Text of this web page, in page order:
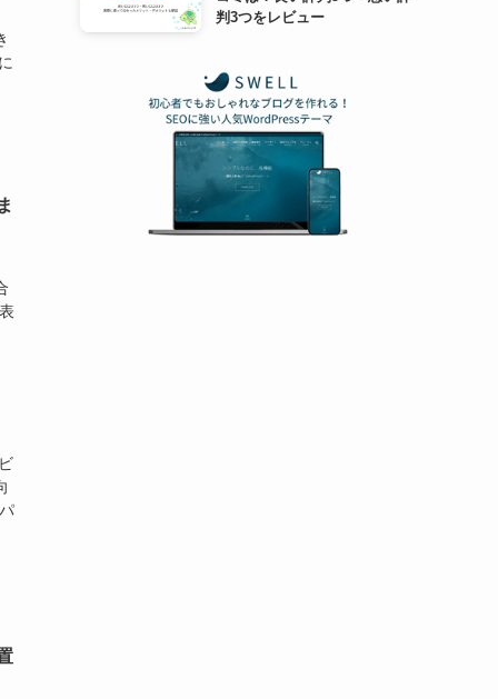
判3つをレビュー